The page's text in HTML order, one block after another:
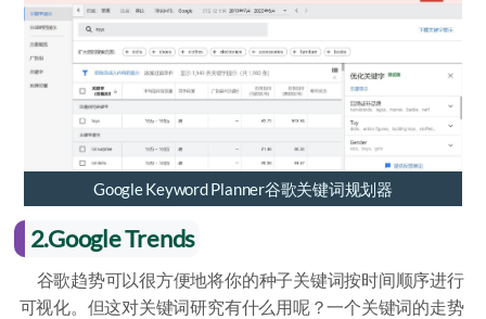
Google Keyword Planner谷歌关键词规划器
2.Google Trends
谷歌趋势可以很方便地将你的种子关键词按时间顺序进行
可视化。但这对关键词研究有什么用呢？一个关键词的走势